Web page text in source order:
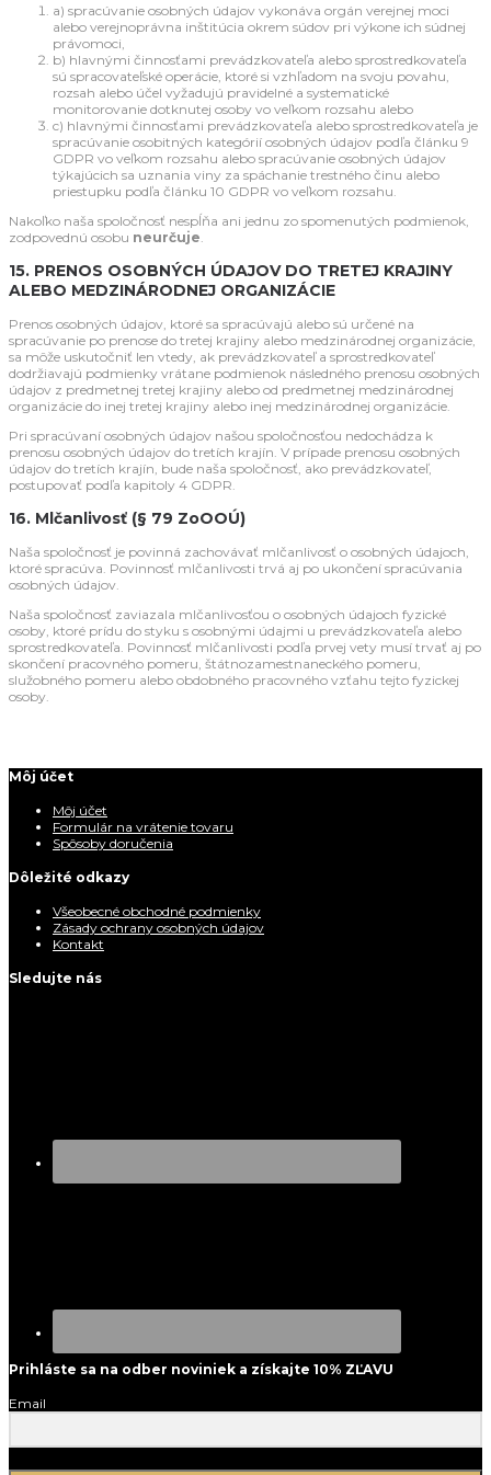
a) spracúvanie osobných údajov vykonáva orgán verejnej moci
alebo verejnoprávna inštitúcia okrem súdov pri výkone ich súdnej
právomoci,
b) hlavnými činnosťami prevádzkovateľa alebo sprostredkovateľa
sú spracovateľské operácie, ktoré si vzhľadom na svoju povahu,
rozsah alebo účel vyžadujú pravidelné a systematické
monitorovanie dotknutej osoby vo veľkom rozsahu alebo
c) hlavnými činnosťami prevádzkovateľa alebo sprostredkovateľa je
spracúvanie osobitných kategórií osobných údajov podľa článku 9
GDPR vo veľkom rozsahu alebo spracúvanie osobných údajov
týkajúcich sa uznania viny za spáchanie trestného činu alebo
priestupku podľa článku 10 GDPR vo veľkom rozsahu.
Nakoľko naša spoločnosť nespĺňa ani jednu zo spomenutých podmienok,
zodpovednú osobu neurčuje
15. PRENOS OSOBNÝCH ÚDAJOV DO TRETEJ KRAJINY
ALEBO MEDZINÁRODNEJ ORGANIZÁCIE
Prenos osobných údajov, ktoré sa spracúvajú alebo sú určené na
spracúvanie po prenose do tretej krajiny alebo medzinárodnej organizácie,
sa môže uskutočniť len vtedy, ak prevádzkovateľ a sprostredkovateľ
dodržiavajú podmienky vrátane podmienok následného prenosu osobných
údajov z predmetnej tretej krajiny alebo od predmetnej medzinárodnej
organizácie do inej tretej krajiny alebo inej medzinárodnej organizácie.
Pri spracúvaní osobných údajov našou spoločnosťou nedochádza k
prenosu osobných údajov do tretích krajín. V prípade prenosu osobných
údajov do tretích krajín, bude naša spoločnosť, ako prevádzkovateľ,
postupovať podľa kapitoly 4 GDPR.
16. Mlčanlivosť (§ 79 ZoOOÚ)
Naša spoločnosť je povinná zachovávať mlčanlivosť o osobných údajoch,
ktoré spracúva. Povinnosť mlčanlivosti trvá aj po ukončení spracúvania
osobných údajov.
Naša spoločnosť zaviazala mlčanlivosťou o osobných údajoch fyzické
osoby, ktoré prídu do styku s osobnými údajmi u prevádzkovateľa alebo
sprostredkovateľa. Povinnosť mlčanlivosti podľa prvej vety musí trvať aj po
skončení pracovného pomeru, štátnozamestnaneckého pomeru,
služobného pomeru alebo obdobného pracovného vzťahu tejto fyzickej
osoby.
Môj účet
Môj účet
Formulár na vrátenie tovaru
Spôsoby doručenia
Dôležité odkazy
Všeobecné obchodné podmienky
Zásady ochrany osobných údajov
Kontakt
Sledujte nás
Prihláste sa na odber noviniek a získajte 10% ZĽAVU
Email